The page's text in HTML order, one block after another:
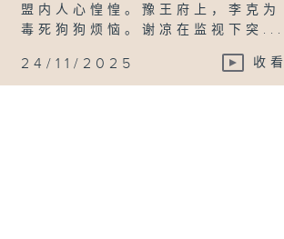
盟内人心惶惶。豫王府上，李克为
毒死狗狗烦恼。谢凉在监视下突...
24/11/2025 收看